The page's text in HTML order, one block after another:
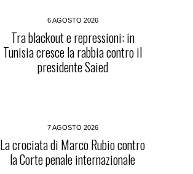
6 AGOSTO 2026
Tra blackout e repressioni: in
Tunisia cresce la rabbia contro il
presidente Saied
7 AGOSTO 2026
La crociata di Marco Rubio contro
la Corte penale internazionale